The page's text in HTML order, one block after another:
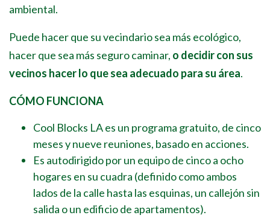
ambiental.
Puede hacer que su vecindario sea más ecológico,
hacer que sea más seguro caminar, o decidir con sus
vecinos hacer lo que sea adecuado para su área.
CÓMO FUNCIONA
Cool Blocks LA es un programa gratuito, de cinco
meses y nueve reuniones, basado en acciones.
Es autodirigido por un equipo de cinco a ocho
hogares en su cuadra (definido como ambos
lados de la calle hasta las esquinas, un callejón sin
salida o un edificio de apartamentos).